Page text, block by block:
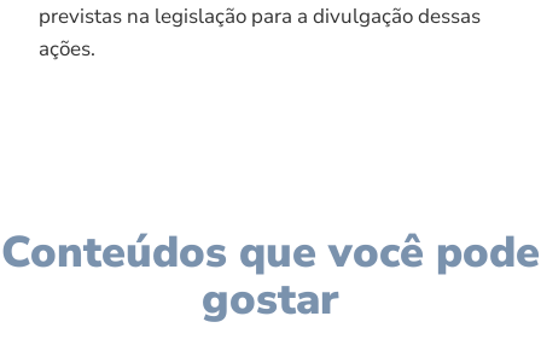
previstas na legislação para a divulgação dessas
ações.
Conteúdos que você pode
gostar